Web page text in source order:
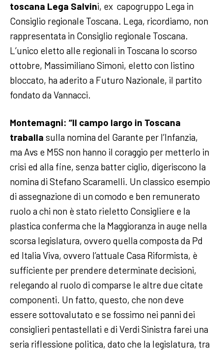
toscana Lega Salvini, ex capogruppo Lega in
Consiglio regionale Toscana. Lega, ricordiamo, non
rappresentata in Consiglio regionale Toscana.
L’unico eletto alle regionali in Toscana lo scorso
ottobre, Massimiliano Simoni, eletto con listino
bloccato, ha aderito a Futuro Nazionale, il partito
fondato da Vannacci.
Montemagni: “Il campo largo in Toscana
traballa sulla nomina del Garante per l’Infanzia,
ma Avs e M5S non hanno il coraggio per metterlo in
crisi ed alla fine, senza batter ciglio, digeriscono la
nomina di Stefano Scaramelli. Un classico esempio
di assegnazione di un comodo e ben remunerato
ruolo a chi non è stato rieletto Consigliere e la
plastica conferma che la Maggioranza in auge nella
scorsa legislatura, ovvero quella composta da Pd
ed Italia Viva, ovvero l’attuale Casa Riformista, è
sufficiente per prendere determinate decisioni,
relegando al ruolo di comparse le altre due citate
componenti. Un fatto, questo, che non deve
essere sottovalutato e se fossimo nei panni dei
consiglieri pentastellati e di Verdi Sinistra farei una
seria riflessione politica, dato che la legislatura, tra